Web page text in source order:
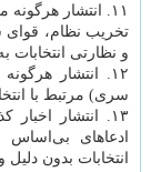
۱۱. انتشار
تخریب نظام‌، قوای
و نظارتی انتخابات
۱۲. انتشار
سری) مرتبط با
۱۳. انتشار
ادعاهای بی‌اساس
انتخابات بدون